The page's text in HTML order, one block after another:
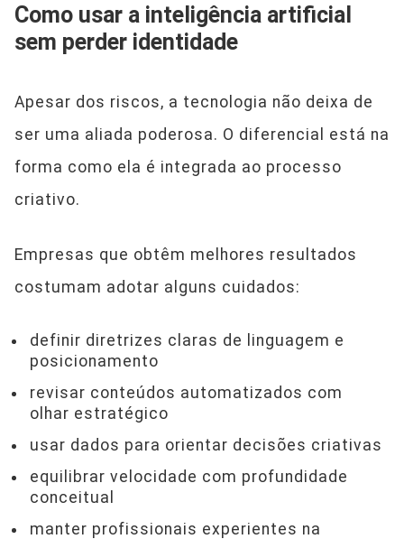
Como usar a inteligência artificial
sem perder identidade
Apesar dos riscos, a tecnologia não deixa de
ser uma aliada poderosa. O diferencial está na
forma como ela é integrada ao processo
criativo.
Empresas que obtêm melhores resultados
costumam adotar alguns cuidados:
definir diretrizes claras de linguagem e
posicionamento
revisar conteúdos automatizados com
olhar estratégico
usar dados para orientar decisões criativas
equilibrar velocidade com profundidade
conceitual
manter profissionais experientes na